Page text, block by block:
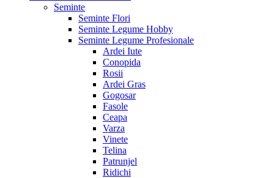
Seminte
Seminte Flori
Seminte Legume Hobby
Seminte Legume Profesionale
Ardei Iute
Conopida
Rosii
Ardei Gras
Gogosar
Fasole
Ceapa
Varza
Vinete
Telina
Patrunjel
Ridichi